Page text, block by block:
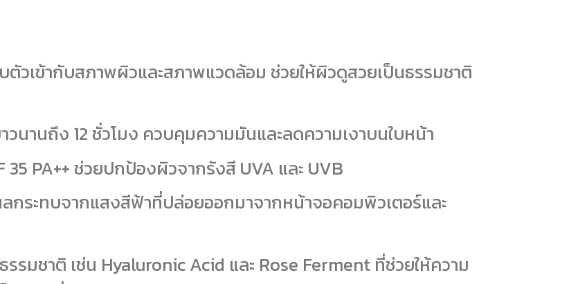
ตัวเข้ากับสภาพผิวและสภาพแวดล้อม ช่วยให้ผิวดูสวยเป็นธรรมชาติ
นานถึง 12 ชั่วโมง ควบคุมความมันและลดความเงาบนใบหน้า
35 PA++ ช่วยปกป้องผิวจากรังสี UVA และ UVB
กระทบจากแสงสีฟ้าที่ปล่อยออกมาจากหน้าจอคอมพิวเตอร์และ
รมชาติ เช่น Hyaluronic Acid และ Rose Ferment ที่ช่วยให้ความ